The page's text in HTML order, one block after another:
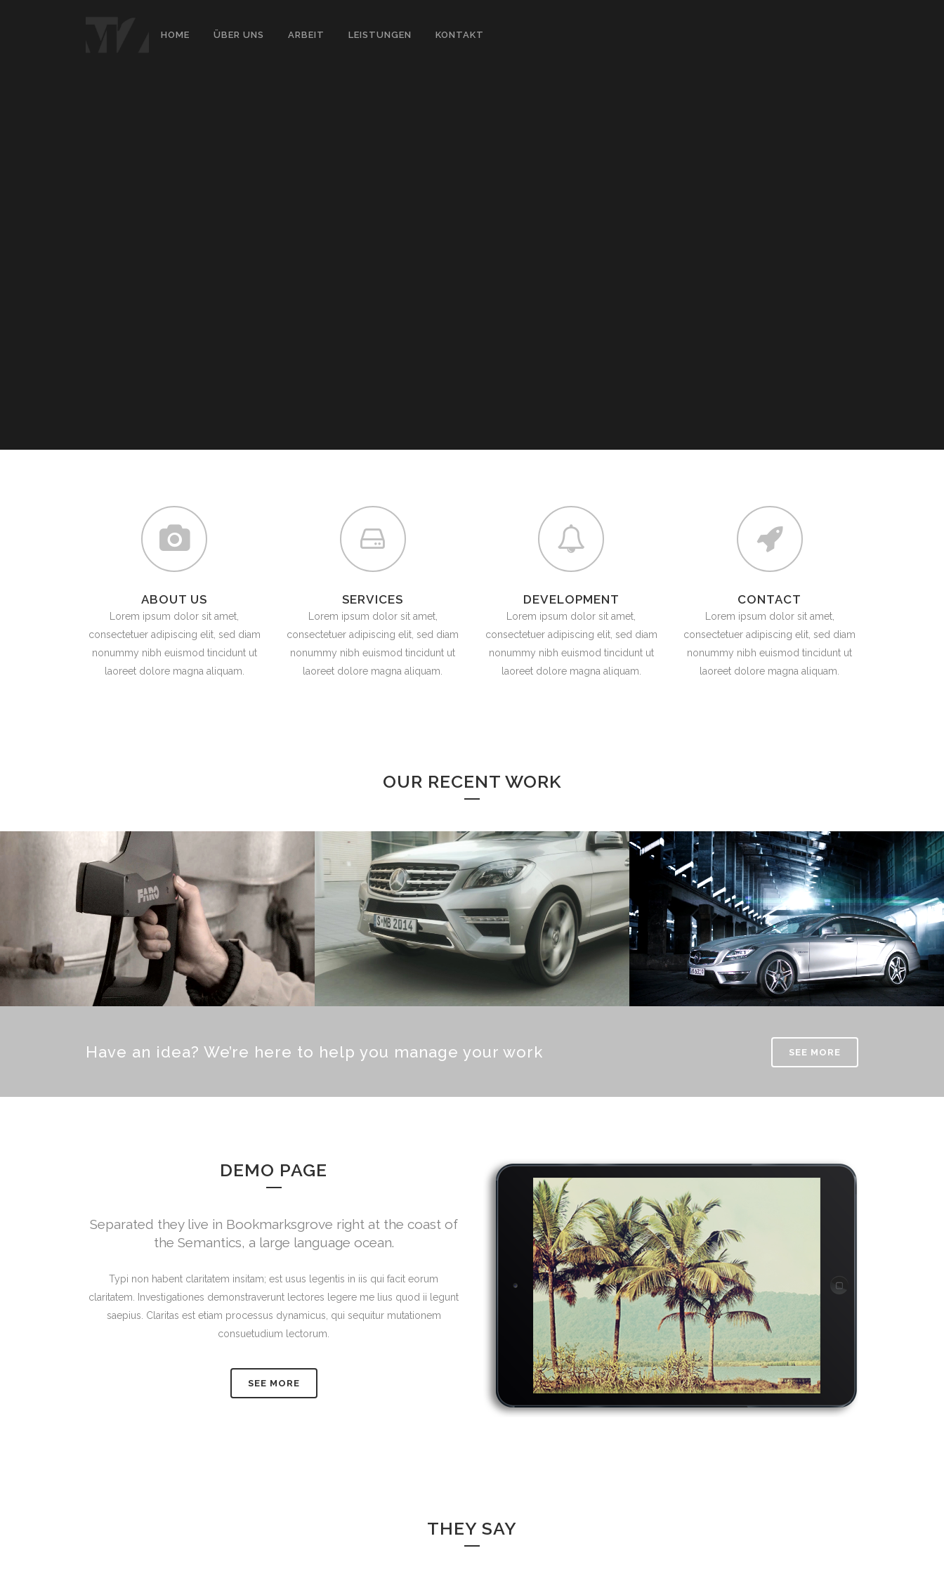
HOME ÜBER UNS ARBEIT LEISTUNGEN KONTAKT
ABOUT US
Lorem ipsum dolor sit amet,
consectetuer adipiscing elit, sed diam
nonummy nibh euismod tincidunt ut
laoreet dolore magna aliquam.
SERVICES
Lorem ipsum dolor sit amet,
consectetuer adipiscing elit, sed diam
nonummy nibh euismod tincidunt ut
laoreet dolore magna aliquam.
DEVELOPMENT
Lorem ipsum dolor sit amet,
consectetuer adipiscing elit, sed diam
nonummy nibh euismod tincidunt ut
laoreet dolore magna aliquam.
CONTACT
Lorem ipsum dolor sit amet,
consectetuer adipiscing elit, sed diam
nonummy nibh euismod tincidunt ut
laoreet dolore magna aliquam.
OUR RECENT WORK
Have an idea? We’re here to help you manage your work SEE MORE
DEMO PAGE
Separated they live in Bookmarksgrove right at the coast of
the Semantics, a large language ocean.
Typi non habent claritatem insitam; est usus legentis in iis qui facit eorum
claritatem. Investigationes demonstraverunt lectores legere me lius quod ii legunt
saepius. Claritas est etiam processus dynamicus, qui sequitur mutationem
consuetudium lectorum.
SEE MORE
THEY SAY